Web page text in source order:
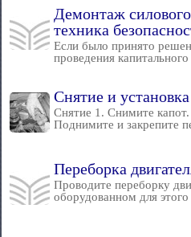
Демонтаж
техника
Если было принято
проведения
Снятие и установка
Снятие 1. Снимите
Поднимите и закрепите
Переборка
Проводите переборку
оборудованном для